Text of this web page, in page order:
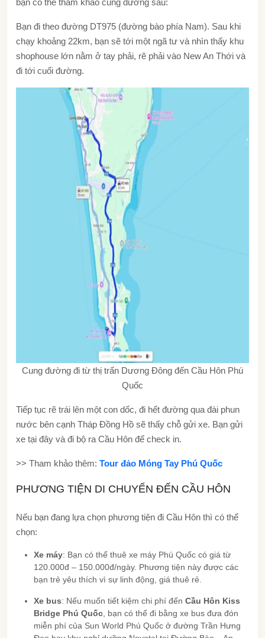
Bạn đi theo đường DT975 (đường bào phía Nam). Sau khi
chạy khoảng 22km, bạn sẽ tới một ngã tư và nhìn thấy khu
shophouse lớn nằm ở tay phải, rẽ phải vào New An Thới và
đi tới cuối đường.
Cung đường đi từ thị trấn Dương Đông đến Cầu Hôn Phú
Quốc
Tiếp tục rẽ trái lên một con dốc, đi hết đường qua đài phun
nước bên cạnh Tháp Đồng Hồ sẽ thấy chỗ gửi xe. Bạn gửi
xe tại đây và đi bộ ra Cầu Hôn để check in.
>> Tham khảo thêm: Tour đảo Móng Tay Phú Quốc
PHƯƠNG TIỆN DI CHUYỂN ĐẾN CẦU HÔN
Nếu bạn đang lựa chọn phương tiện đi Cầu Hôn thì có thể
chọn:
Xe máy: Bạn có thể thuê xe máy Phú Quốc có giá từ
120.000đ – 150.000đ/ngày. Phương tiện này được các
bạn trẻ yêu thích vì sự linh động, giá thuê rẻ.
Xe bus: Nếu muốn tiết kiệm chi phí đến Cầu Hôn Kiss
Bridge Phú Quốc , bạn có thể đi bằng xe bus đưa đón
miễn phí của Sun World Phú Quốc ở đường Trần Hưng